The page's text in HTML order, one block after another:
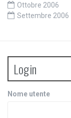
Ottobre 2006
Settembre 2006
Login
Nome utente